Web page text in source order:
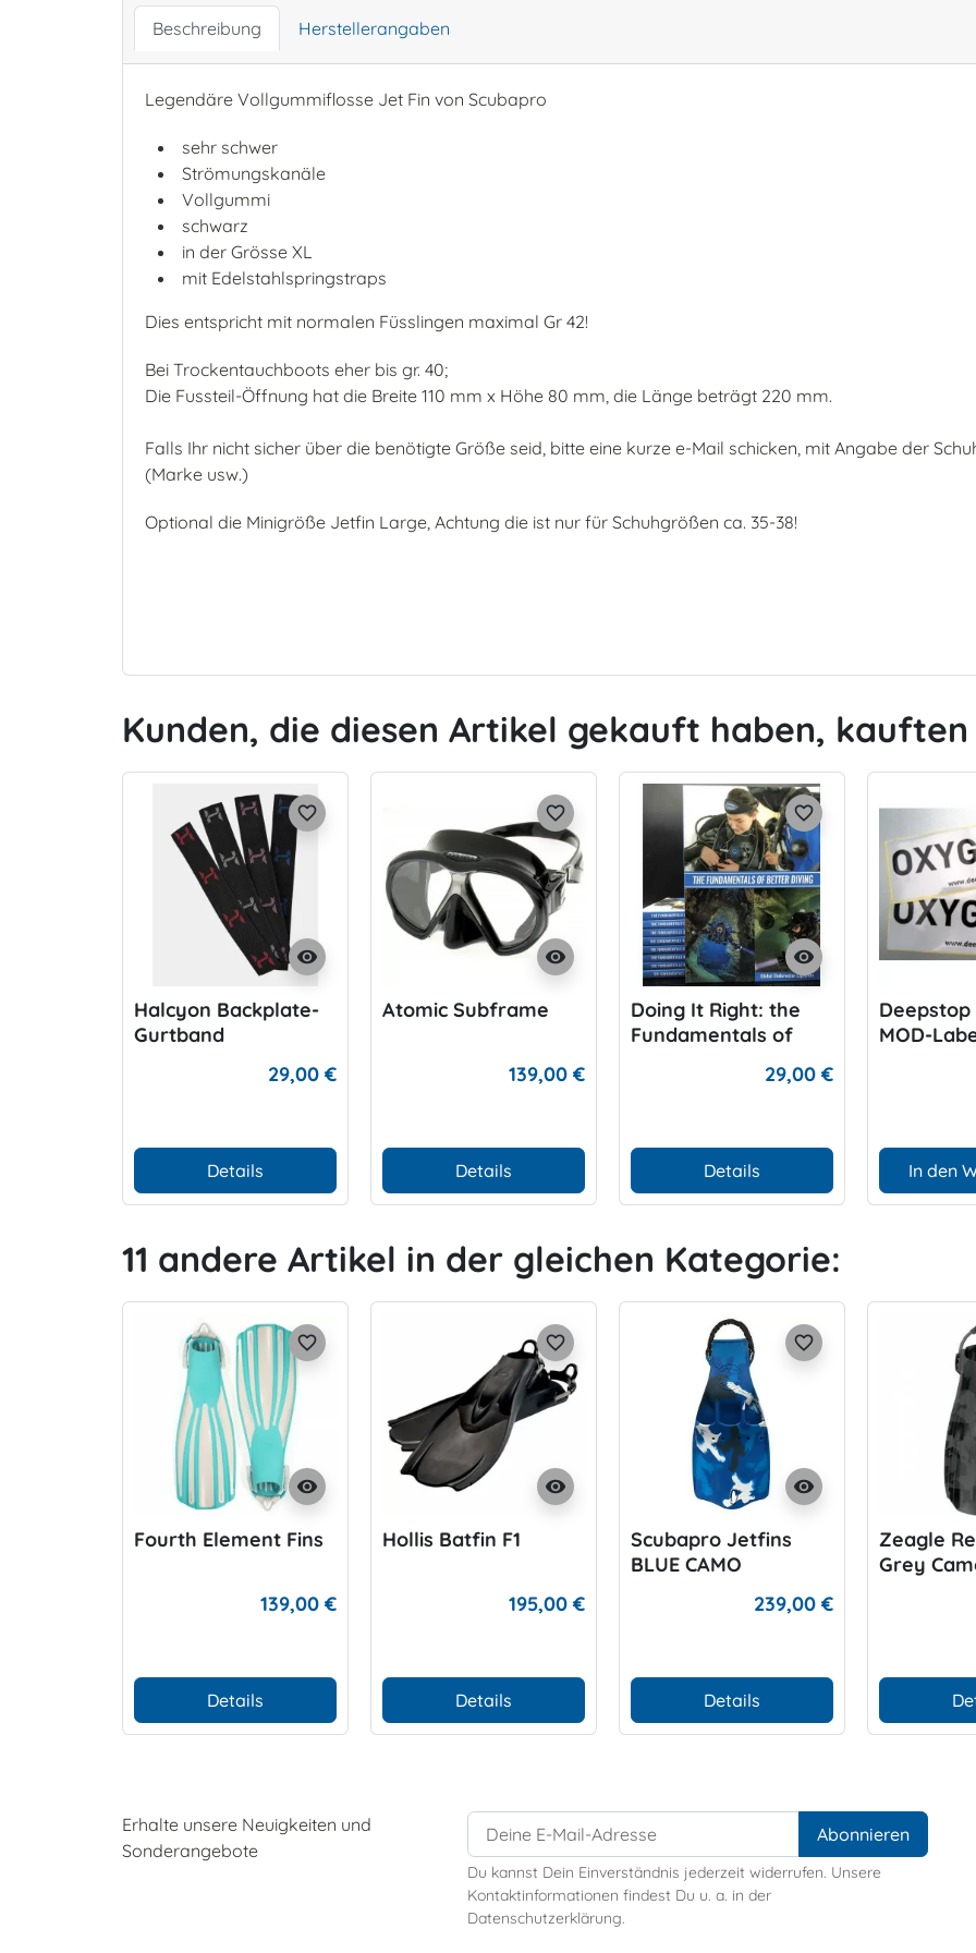
Beschreibung Herstellerangaben
Legendäre Vollgummiflosse Jet Fin von Scubapro
sehr schwer
Strömungskanäle
Vollgummi
schwarz
in der Grösse XL
mit Edelstahlspringstraps
Dies entspricht mit normalen Füsslingen maximal Gr 42!
Bei Trockentauchboots eher bis gr. 40;
Die Fussteil-Öffnung hat die Breite 110 mm x Höhe 80 mm, die Länge beträgt 220 mm.
Falls Ihr nicht sicher über die benötigte Größe seid, bitte eine kurze e-Mail schicken, mit Angabe der
(Marke usw.)
Optional die Minigröße Jetfin Large, Achtung die ist nur für Schuhgrößen ca. 35-38!
Kunden, die diesen Artikel gekauft haben, kauften
visibility
favorite_border
Halcyon Backplate-
Gurtband
29,00 €
Details
visibility
favorite_border
Atomic Subframe
139,00 €
Details
visibility
favorite_border
Doing It Right: the
Fundamentals of
29,00 €
Details
Deepstop
MOD-
In den
11 andere Artikel in der gleichen Kategorie:
visibility
favorite_border
Fourth Element Fins
139,00 €
Details
visibility
favorite_border
Hollis Batfin F1
195,00 €
Details
visibility
favorite_border
Scubapro Jetfins
BLUE CAMO
239,00 €
Details
Zeagle
Grey
Erhalte unsere Neuigkeiten und
Sonderangebote
Du kannst Dein Einverständnis jederzeit widerrufen. Unsere
Kontaktinformationen findest Du u. a. in der
Datenschutzerklärung.